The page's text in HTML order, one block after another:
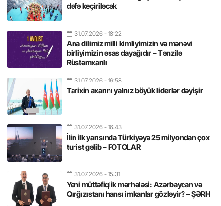
dəfə keçiriləcək
31.07.2026 - 18:22
Ana dilimiz milli kimliyimizin və mənəvi
birliyimizin əsas dayağıdır – Tənzilə
Rüstəmxanlı
31.07.2026 - 16:58
Tarixin axarını yalnız böyük liderlər dəyişir
31.07.2026 - 16:43
İlin ilk yarısında Türkiyəyə 25 milyondan çox
turist gəlib – FOTOLAR
31.07.2026 - 15:31
Yeni müttəfiqlik mərhələsi: Azərbaycan və
Qırğızıstanı hansı imkanlar gözləyir? – ŞƏRH